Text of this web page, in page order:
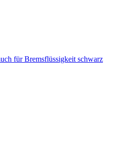
für Bremsflüssigkeit schwarz